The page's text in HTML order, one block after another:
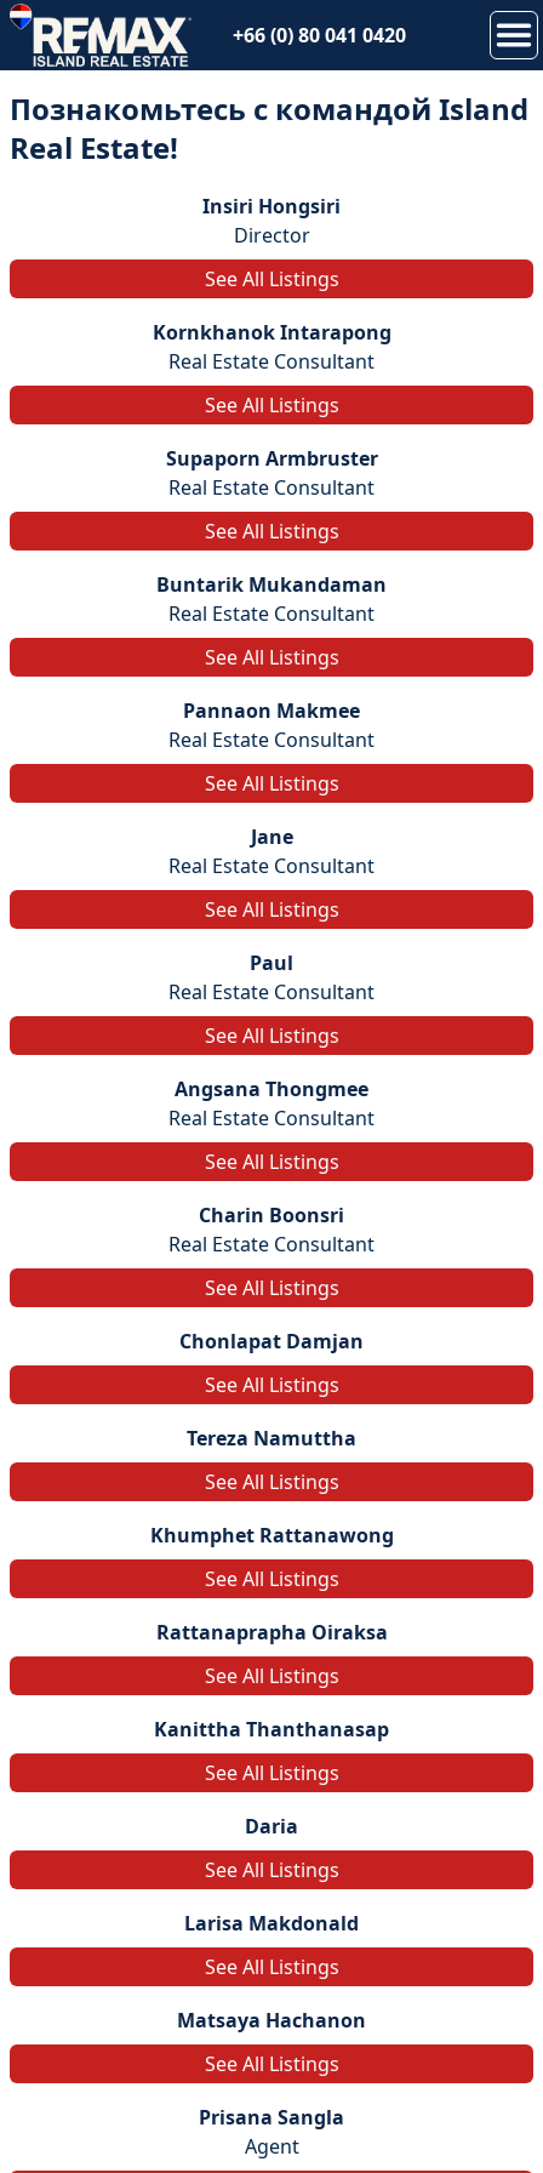
+66 (0) 80 041 0420
Познакомьтесь с командой Island
Real Estate!
Insiri Hongsiri
Director
See All Listings
Kornkhanok Intarapong
Real Estate Consultant
See All Listings
Supaporn Armbruster
Real Estate Consultant
See All Listings
Buntarik Mukandaman
Real Estate Consultant
See All Listings
Pannaon Makmee
Real Estate Consultant
See All Listings
Jane
Real Estate Consultant
See All Listings
Paul
Real Estate Consultant
See All Listings
Angsana Thongmee
Real Estate Consultant
See All Listings
Charin Boonsri
Real Estate Consultant
See All Listings
Chonlapat Damjan
See All Listings
Tereza Namuttha
See All Listings
Khumphet Rattanawong
See All Listings
Rattanaprapha Oiraksa
See All Listings
Kanittha Thanthanasap
See All Listings
Daria
See All Listings
Larisa Makdonald
See All Listings
Matsaya Hachanon
See All Listings
Prisana Sangla
Agent